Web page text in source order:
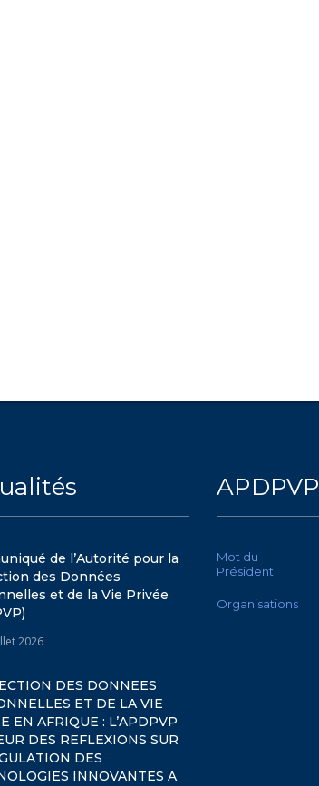
de l’Autorité pour la
des Données
et de la Vie Privée
2026
DES DONNEES
ET DE LA VIE
EN AFRIQUE : L’APDPVP
DES REFLEXIONS SUR
DES
INNOVANTES A
APDPVP
Mot du
Président
Organisations